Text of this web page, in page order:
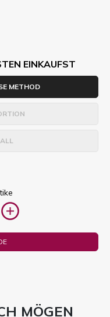
EINKAUFST
METHOD
MÖGEN